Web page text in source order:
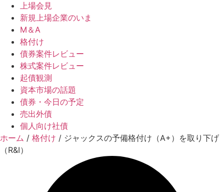
上場会見
新規上場企業のいま
M＆A
格付け
債券案件レビュー
株式案件レビュー
起債観測
資本市場の話題
債券・今日の予定
売出外債
個人向け社債
ホーム / 格付け / ジャックスの予備格付け（A+）を取り下げ
（R&I）